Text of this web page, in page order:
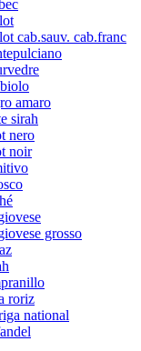
cab.sauv. cab.franc
amaro
sirah
nero
noir
grosso
roriz
national